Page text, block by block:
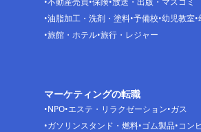
油脂加工・洗剤・塗料 予備校 幼児教室
旅館・ホテル 旅行・レジャー
マーケティングの転職
NPO エステ・リラクゼーション ガス
ガソリンスタンド・燃料 ゴム製品 コン